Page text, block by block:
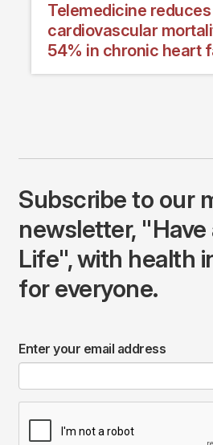
Telemedicine reduces
cardiovascular
54% in chronic heart
Subscribe to our
newsletter, "Have
Life", with health
for everyone.
Enter your email address